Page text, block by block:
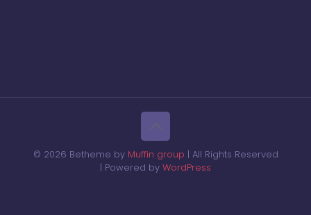
© 2026 Betheme by Muffin group | All Rights Reserved
| Powered by WordPress